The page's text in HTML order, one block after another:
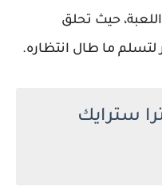
حيث تحلق
لتسلم ما طال انتظاره.
سترايك